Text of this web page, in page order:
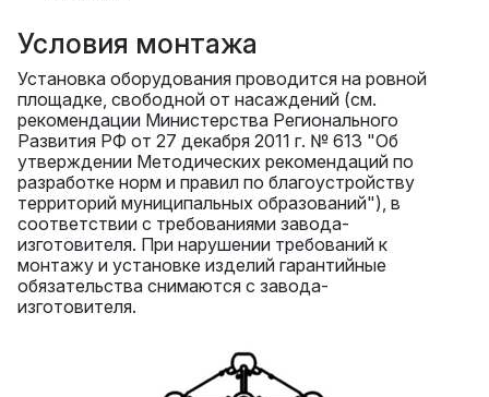
Условия монтажа
Установка оборудования проводится на ровной
площадке, свободной от насаждений (см.
рекомендации Министерства Регионального
Развития РФ от 27 декабря 2011 г. № 613 "Об
утверждении Методических рекомендаций по
разработке норм и правил по благоустройству
территорий муниципальных образований"), в
соответствии с требованиями завода-
изготовителя. При нарушении требований к
монтажу и установке изделий гарантийные
обязательства снимаются с завода-
изготовителя.